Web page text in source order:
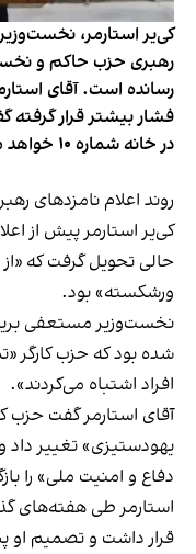
کی‌یر استارمر، نخست‌وزیر
رهبری حزب حاکم و
رسانده‌ است. آقای
فشار بیشتر قرار گرفته
در خانه شماره ۱۰ خواهد ماند.
روند اعلام نامزدهای رهبری حزب کارگر
کی‌یر استارمر پیش از
حالی تحویل گرفت که
ورشکسته» بود.
نخست‌وزیر مستعفی
شده بود که حزب کارگر
افراد اشتباه می‌کردند».
آقای استارمر گفت حزب
یهودستیزی» تغییر داد
دفاع و امنیت ملی» را
استارمر طی هفته‌های
قرار داشت و تصمیم او